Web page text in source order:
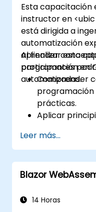
Esta capacitación
instructor en
está dirigida a
automatización
aprender
programación en
automatizadas.
Al finalizar esta
participantes
Comprender
programación
prácticas.
Aplicar
crear
eficientes y
Diseñar y
industria.
Leer más...
Blazor
14 Horas